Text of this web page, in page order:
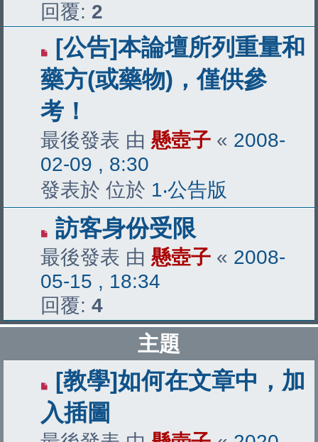
回覆: 2
[公告]本論壇所列重量和
藥方(或藥物)，僅供參
考！
最後發表 由 懸壺子 « 2008-
02-09 , 8:30
發表於 位於 1‧公告版
訪客身份受限
最後發表 由 懸壺子 « 2008-
05-15 , 18:34
回覆: 4
主題
[教學]如何在文章中，加
入插圖